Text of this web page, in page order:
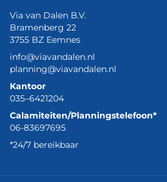
Via van Dalen B.V.
Bramenberg 22
3755 BZ Eemnes
info@viavandalen.nl
planning@viavandalen.nl
Kantoor
035–6421204
Calamiteiten/Planningstelefoon*
06-83697695
*24/7 bereikbaar